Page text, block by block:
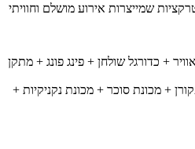
שמייצרות אירוע מושלם וחוויתי
+ כדורגל שולחן + פינג פונג + מתקן
+ מכונת סוכר + מכונת נקניקיות +